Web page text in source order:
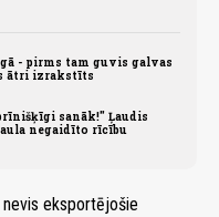
- pirms tam guvis galvas
ātri izrakstīts
sanāk!" Ļaudis
negaidīto rīcību
eksportējošie